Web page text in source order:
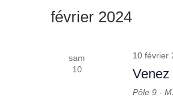
mot-
clé.
février 2024
sam
10
10 février
Venez
Pôle 9 -